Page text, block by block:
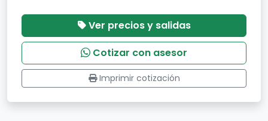
Ver precios y salidas
Cotizar con asesor
Imprimir cotización